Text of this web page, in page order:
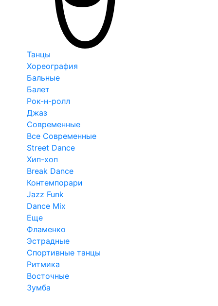
Танцы
Хореография
Бальные
Балет
Рок-н-ролл
Джаз
Современные
Все Современные
Street Dance
Хип-хоп
Break Dance
Контемпорари
Jazz Funk
Dance Mix
Еще
Фламенко
Эстрадные
Спортивные танцы
Ритмика
Восточные
Зумба